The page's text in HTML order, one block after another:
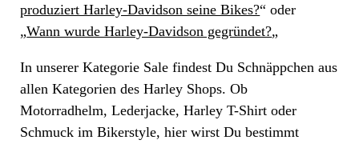
produziert Harley-Davidson seine Bikes?“ oder
„Wann wurde Harley-Davidson gegründet?„
In unserer Kategorie Sale findest Du Schnäppchen aus
allen Kategorien des Harley Shops. Ob
Motorradhelm, Lederjacke, Harley T-Shirt oder
Schmuck im Bikerstyle, hier wirst Du bestimmt